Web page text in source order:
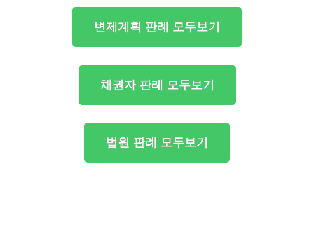
변제계획 판례 모두보기
채권자 판례 모두보기
법원 판례 모두보기